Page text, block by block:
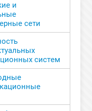
и
сети
систем